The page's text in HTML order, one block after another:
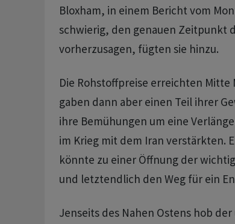
Bloxham, in einem Bericht vom
schwierig, den genauen Zeitpunkt
vorherzusagen, fügten sie hinzu.
Die Rohstoffpreise erreichten Mitte
gaben dann aber einen Teil ihrer
ihre Bemühungen um eine
im Krieg mit dem Iran verstärkten.
könnte zu einer Öffnung der
und letztendlich den Weg für ein
Jenseits des Nahen Ostens hob